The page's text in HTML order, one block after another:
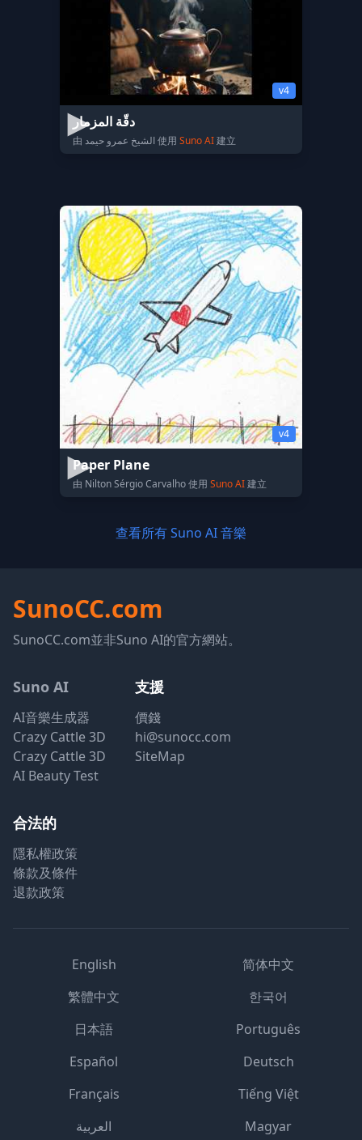
v4
دقّة المزمار
由 الشيخ عمرو حيمد 使用 Suno AI建立
v4
Paper Plane
由 Nilton Sérgio Carvalho 使用 Suno AI建立
查看所有 Suno AI 音樂
SunoCC.com
SunoCC.com並非Suno AI的官方網站。
Suno AI
AI音樂生成器
Crazy Cattle 3D
Crazy Cattle 3D
AI Beauty Test
支援
價錢
hi@sunocc.com
SiteMap
合法的
隱私權政策
條款及條件
退款政策
English
简体中文
繁體中文
한국어
日本語
Português
Español
Deutsch
Français
Tiếng Việt
العربية
Magyar